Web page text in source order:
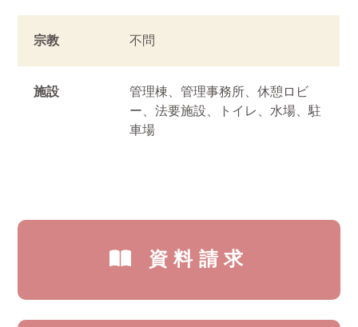
宗教 不問
施設
管理棟、管理事務所、休憩ロビ
ー、法要施設、トイレ、水場、駐
車場
資料請求